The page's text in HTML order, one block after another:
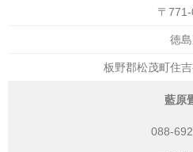
〒
徳
板野郡松茂町住
藍原
088-